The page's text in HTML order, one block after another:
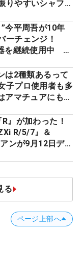
りやすいシャフ
セッティング
今平周吾が10年
ーチェンジ！
を継続使用中 #
は2種類あるって
プロ使用者も多
アマチュアにもオ
R』が加わった！
R/5/7』＆
ンが9月12日デ
る
ページ上部へ